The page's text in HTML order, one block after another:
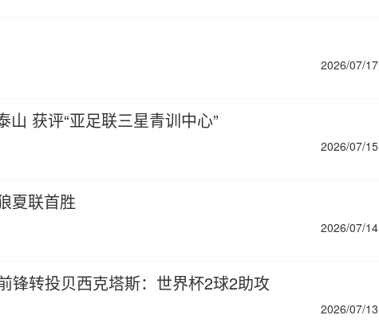
2026/07/17
获评“亚足联三星青训中心”
2026/07/15
夏联首胜
2026/07/14
锋转投贝西克塔斯：世界杯2球2助攻
2026/07/13